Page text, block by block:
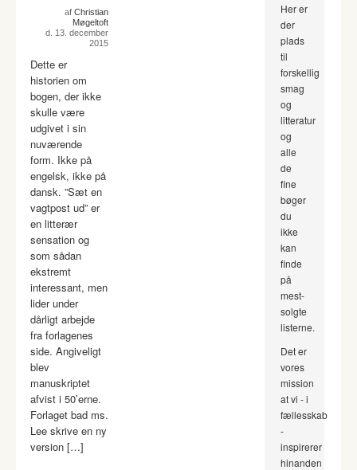
af Christian
Møgeltoft
d. 13. december
2015
Dette er
historien om
bogen, der ikke
skulle være
udgivet i sin
nuværende
form. Ikke på
engelsk, ikke på
dansk. ”Sæt en
vagtpost ud” er
en litterær
sensation og
som sådan
ekstremt
interessant, men
lider under
dårligt arbejde
fra forlagenes
side. Angiveligt
blev
manuskriptet
afvist i 50’erne.
Forlaget bad ms.
Lee skrive en ny
version […]
Her er
der
plads
til
forskellig
smag
og
litteratur
og
alle
de
fine
bøger
du
ikke
kan
finde
på
mest-
solgte
listerne.
Det er
vores
mission
at vi - i
fællesskab
-
inspirerer
hinanden